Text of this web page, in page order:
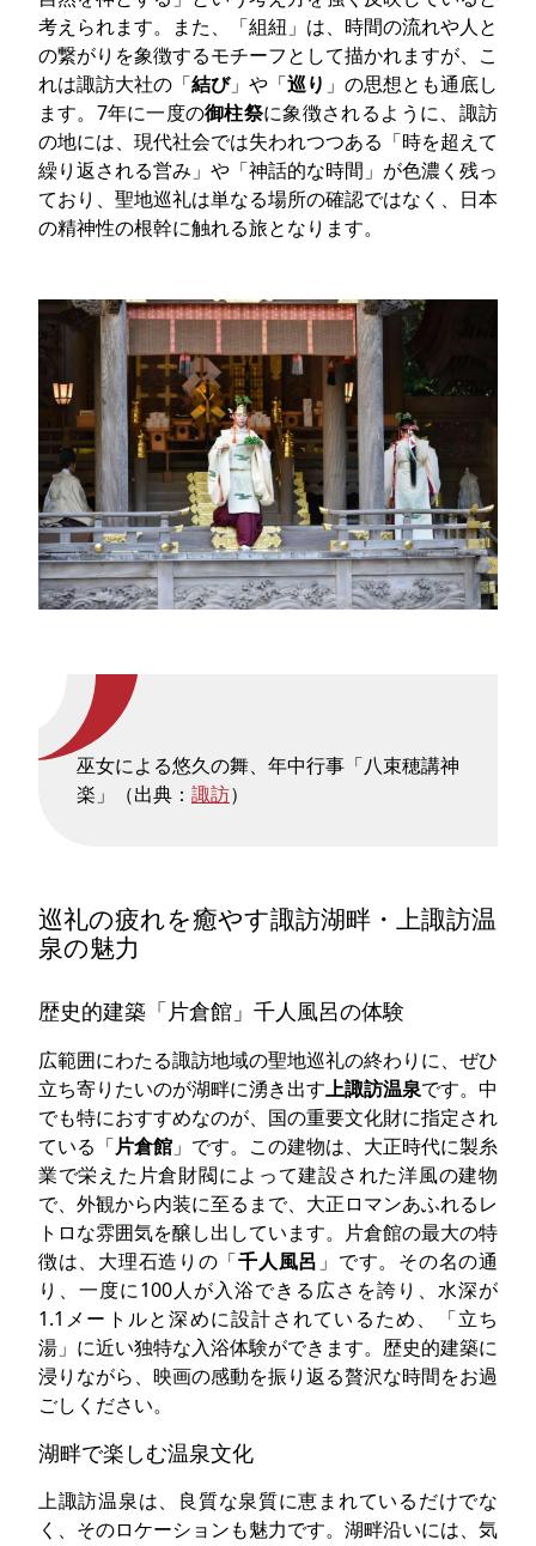
考えられます。また、「組紐」は、時間の流れや人と
の繋がりを象徴するモチーフとして描かれますが、こ
れは諏訪大社の「結び」や「巡り 」の思想とも通底し
ます。7年に一度の御柱祭に象徴されるように、諏訪
の地には、現代社会では失われつつある「時を超えて
繰り返される営み」や「神話的な時間」が色濃く残っ
ており、聖地巡礼は単なる場所の確認ではなく、日本
の精神性の根幹に触れる旅となります。
巫女による悠久の舞、年中行事「八束穂講神
楽」（出典： 諏訪）
巡礼の疲れを癒やす諏訪湖畔・上諏訪温
泉の魅力
歴史的建築「片倉館」千人風呂の体験
広範囲にわたる諏訪地域の聖地巡礼の終わりに、ぜひ
立ち寄りたいのが湖畔に湧き出す上諏訪温泉です。中
でも特におすすめなのが、国の重要文化財に指定され
ている「片倉館 」です。この建物は、大正時代に製糸
業で栄えた片倉財閥によって建設された洋風の建物
で、外観から内装に至るまで、大正ロマンあふれるレ
トロな雰囲気を醸し出しています。片倉館の最大の特
徴は、大理石造りの「千人風呂 」です。その名の通
り、一度に100人が入浴できる広さを誇り、水深が
1.1メートルと深めに設計されているため、「立ち
湯」に近い独特な入浴体験ができます。歴史的建築に
浸りながら、映画の感動を振り返る贅沢な時間をお過
ごしください。
湖畔で楽しむ温泉文化
上諏訪温泉は、良質な泉質に恵まれているだけでな
く、そのロケーションも魅力です。湖畔沿いには、気